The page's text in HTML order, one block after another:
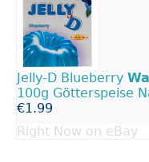
Jelly-D Blueberry
100g Götterspeise
€1.99
Right Now on eBay